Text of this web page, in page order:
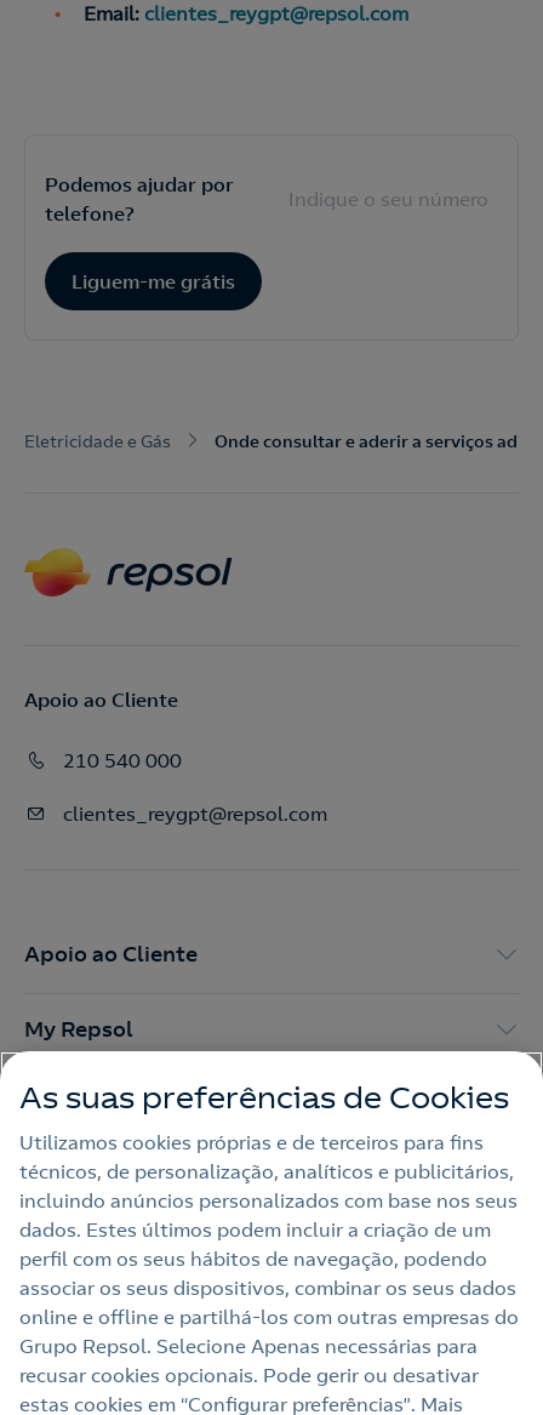
Contacte-nos
Contacte-nos para novas contratações
Acepto lapolítica de protección de datos.
Nós ligamos!
Email: clientes_reygpt@repsol.com
Podemos ajudar por
telefone?
Liguem-me grátis
Eletricidade e Gás Onde consultar e aderir a serviços
Apoio ao Cliente
210 540 000
clientes_reygpt@repsol.com
Apoio ao Cliente
My Repsol
Outras Energias
Links Úteis
Nota legal
Política de privacidade
Política de cookies
As suas preferências de Cookies
Utilizamos cookies próprias e de terceiros para fins
técnicos, de personalização, analíticos e publicitários,
incluindo anúncios personalizados com base nos seus
dados. Estes últimos podem incluir a criação de um
perfil com os seus hábitos de navegação, podendo
associar os seus dispositivos, combinar os seus dados
online e offline e partilhá‑los com outras empresas do
Grupo Repsol. Selecione Apenas necessárias para
recusar cookies opcionais. Pode gerir ou desativar
estas cookies em “Configurar preferências”. Mais